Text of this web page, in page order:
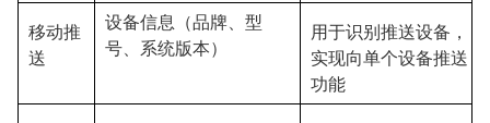
移动推
送
设备信息（品牌、型
号、系统版本）
用于识别推送设备，
实现向单个设备推送
功能